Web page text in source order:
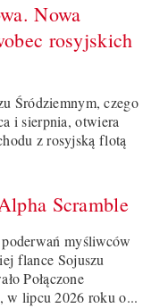
Nowa
rosyjskich
Śródziemnym, czego
i sierpnia, otwiera
z rosyjską flotą
Scramble
myśliwców
flance Sojuszu
Połączone
w lipcu 2026 roku o...